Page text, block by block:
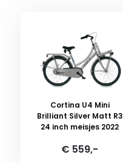
Cortina U4 Mini
Brilliant Silver Matt R3
24 inch meisjes 2022
€ 559,-